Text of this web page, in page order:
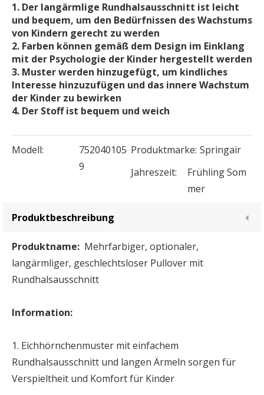
1. Der langärmlige Rundhalsausschnitt ist leicht
und bequem, um den Bedürfnissen des Wachstums
von Kindern gerecht zu werden
2. Farben können gemäß dem Design im Einklang
mit der Psychologie der Kinder hergestellt werden
3. Muster werden hinzugefügt, um kindliches
Interesse hinzuzufügen und das innere Wachstum
der Kinder zu bewirken
4. Der Stoff ist bequem und weich
Modell:
752040105
9
Produktmarke: Springair
Jahreszeit:
Frühling Som
mer
Produktbeschreibung
Produktname: Mehrfarbiger, optionaler,
langärmliger, geschlechtsloser Pullover mit
Rundhalsausschnitt
Information:
1. Eichhörnchenmuster mit einfachem
Rundhalsausschnitt und langen Ärmeln sorgen für
Verspieltheit und Komfort für Kinder